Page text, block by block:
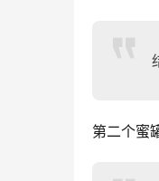
第二个蜜